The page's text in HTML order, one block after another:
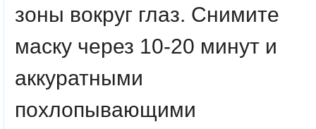
зоны вокруг глаз. Снимите
маску через 10-20 минут и
аккуратными
похлопывающими